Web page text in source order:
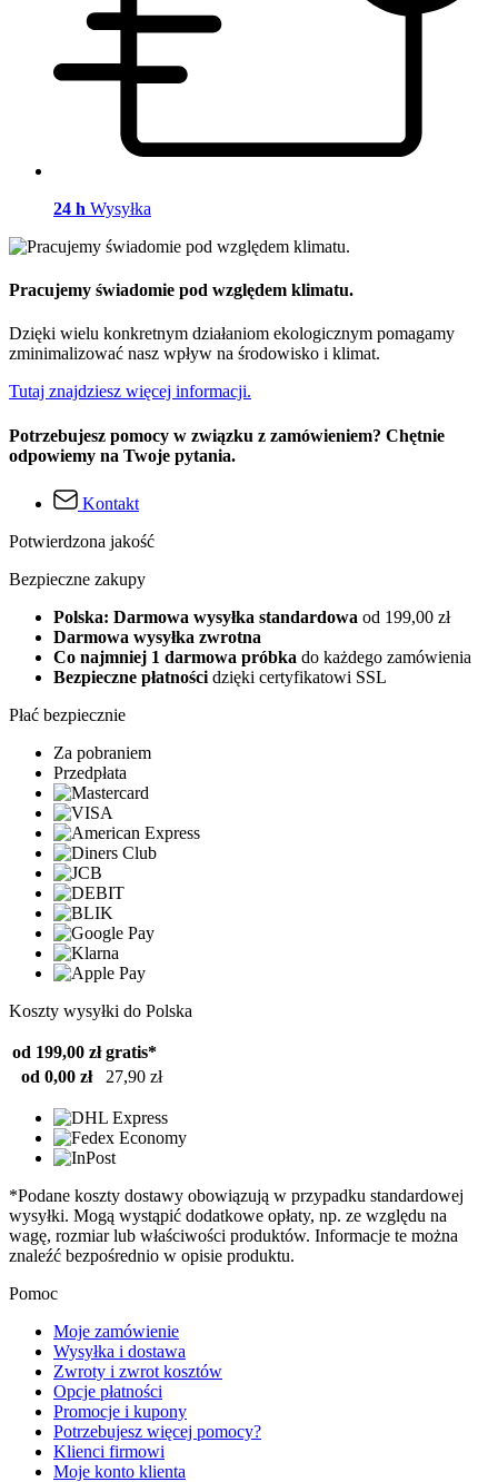
24 h Wysyłka
Pracujemy świadomie pod względem klimatu.
Dzięki wielu konkretnym działaniom ekologicznym pomagamy
zminimalizować nasz wpływ na środowisko i klimat.
Tutaj znajdziesz więcej informacji.
Potrzebujesz pomocy w związku z zamówieniem? Chętnie
odpowiemy na Twoje pytania.
Kontakt
Potwierdzona jakość
Bezpieczne zakupy
Polska: Darmowa wysyłka standardowa od 199,00 zł
Darmowa wysyłka zwrotna
Co najmniej 1 darmowa próbka do każdego zamówienia
Bezpieczne płatności dzięki certyfikatowi SSL
Płać bezpiecznie
Za pobraniem
Przedpłata
Koszty wysyłki do Polska
od 199,00 zł gratis*
od 0,00 zł
27,90 zł
*Podane koszty dostawy obowiązują w przypadku standardowej
wysyłki. Mogą wystąpić dodatkowe opłaty, np. ze względu na
wagę, rozmiar lub właściwości produktów. Informacje te można
znaleźć bezpośrednio w opisie produktu.
Pomoc
Moje zamówienie
Wysyłka i dostawa
Zwroty i zwrot kosztów
Opcje płatności
Promocje i kupony
Potrzebujesz więcej pomocy?
Klienci firmowi
Moje konto klienta